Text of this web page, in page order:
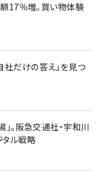
17％増。買い物体験
社だけの答え」を見つ
。阪急交通社・宇和川
タル戦略